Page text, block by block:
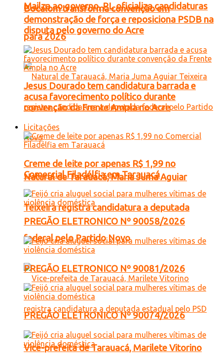
Mailza ao governo, PL oficializa candidaturas
para 2026
Natural de Tarauacá, Maria Juma Aguiar
Teixeira registra candidatura a deputada
federal pelo Partido Novo
Vice-prefeita de Tarauacá, Marilete Vitorino
Bocalom transforma convenção em
demonstração de força e reposiciona PSDB na
disputa pelo governo do Acre
Jesus Dourado tem candidatura barrada e
acusa favorecimento político durante
convenção da Frente Ampla no Acre
Licitações
Creme de leite por apenas R$ 1,99 no
Comercial Filadélfia em Tarauacá
PREGÃO ELETRONICO Nº 90058/2026
PREGÃO ELETRONICO Nº 90081/2026
PREGÃO ELETRONICO Nº 90074/2026